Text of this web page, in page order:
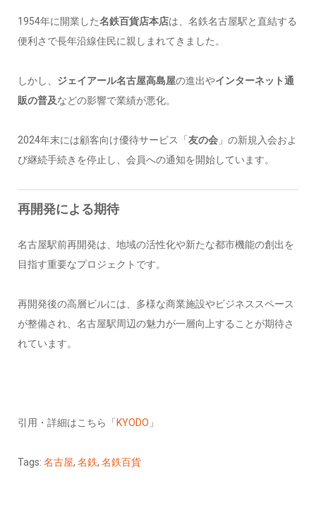
1954年に開業した名鉄百貨店本店は、名鉄名古屋駅と直結する
便利さで長年沿線住民に親しまれてきました。
しかし、 ジェイアール名古屋高島屋の進出やインターネット通
販の普及などの影響で業績が悪化。
2024年末には顧客向け優待サービス「友の会」の新規入会およ
び継続手続きを停止し、会員への通知を開始しています。
再開発による期待
名古屋駅前再開発は、地域の活性化や新たな都市機能の創出を
目指す重要なプロジェクトです。
再開発後の高層ビルには、多様な商業施設やビジネススペース
が整備され、名古屋駅周辺の魅力が一層向上することが期待さ
れています。
引用・詳細はこちら「 KYODO 」
Tags: 名古屋, 名鉄, 名鉄百貨